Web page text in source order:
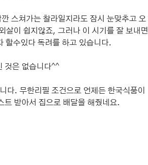
스쳐가는 찰라일지라도 잠시 눈맞추고 오
살이 쉽지않죠, 그러나 이 시기를 잘 보내면
할수있다 독려를 하고 있습니다.
것은 없습니다^^
다. 무한리필 조건으로 언제든 한국식품이
트 받아서 집으로 배달을 해줬네요.